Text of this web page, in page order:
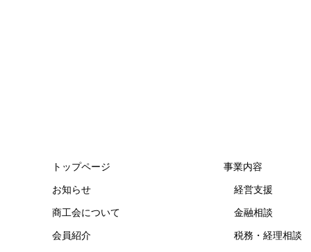
トップページ
お知らせ
商工会について
会員紹介
事業内容
経営支援
金融相談
税務・経理相談